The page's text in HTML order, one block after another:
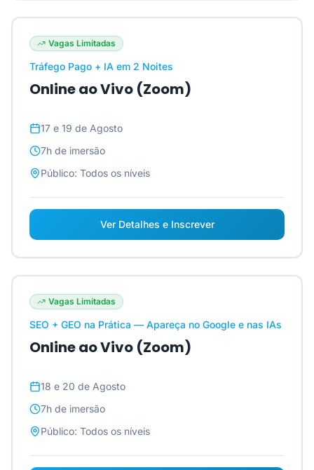
Vagas Limitadas
Tráfego Pago + IA em 2 Noites
Online ao Vivo (Zoom)
17 e 19 de Agosto
7h de imersão
Público: Todos os níveis
Ver Detalhes e Inscrever
Vagas Limitadas
SEO + GEO na Prática — Apareça no Google e nas IAs
Online ao Vivo (Zoom)
18 e 20 de Agosto
7h de imersão
Público: Todos os níveis